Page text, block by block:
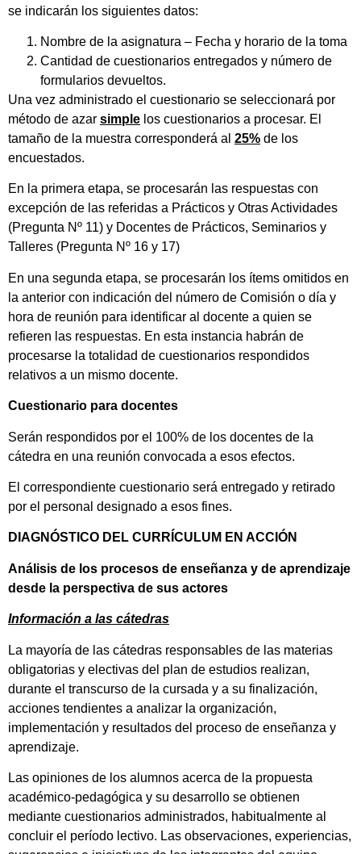
se indicarán los siguientes datos:
Nombre de la asignatura – Fecha y horario de la toma
Cantidad de cuestionarios entregados y número de
formularios devueltos.
Una vez administrado el cuestionario se seleccionará por
método de azar simple los cuestionarios a procesar. El
tamaño de la muestra corresponderá al 25% de los
encuestados.
En la primera etapa, se procesarán las respuestas con
excepción de las referidas a Prácticos y Otras Actividades
(Pregunta Nº 11) y Docentes de Prácticos, Seminarios y
Talleres (Pregunta Nº 16 y 17)
En una segunda etapa, se procesarán los ítems omitidos en
la anterior con indicación del número de Comisión o día y
hora de reunión para identificar al docente a quien se
refieren las respuestas. En esta instancia habrán de
procesarse la totalidad de cuestionarios respondidos
relativos a un mismo docente.
Cuestionario para docentes
Serán respondidos por el 100% de los docentes de la
cátedra en una reunión convocada a esos efectos.
El correspondiente cuestionario será entregado y retirado
por el personal designado a esos fines.
DIAGNÓSTICO DEL CURRÍCULUM EN ACCIÓN
Análisis de los procesos de enseñanza y de aprendizaje
desde la perspectiva de sus actores
Información a las cátedras
La mayoría de las cátedras responsables de las materias
obligatorias y electivas del plan de estudios realizan,
durante el transcurso de la cursada y a su finalización,
acciones tendientes a analizar la organización,
implementación y resultados del proceso de enseñanza y
aprendizaje.
Las opiniones de los alumnos acerca de la propuesta
académico-pedagógica y su desarrollo se obtienen
mediante cuestionarios administrados, habitualmente al
concluir el período lectivo. Las observaciones, experiencias,